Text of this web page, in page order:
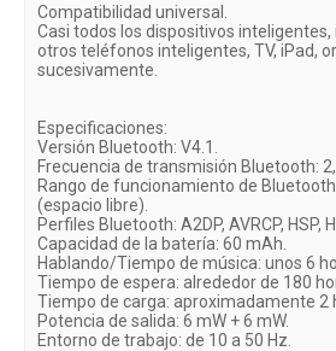
Compatibilidad universal.
Casi todos los dispositivos
otros teléfonos inteligentes, TV, iPad,
sucesivamente.
Especificaciones:
Versión Bluetooth: V4.1.
Frecuencia de transmisión Bluetooth:
Rango de funcionamiento de
(espacio libre).
Perfiles Bluetooth: A2DP, AVRCP, HSP,
Capacidad de la batería: 60 mAh.
Hablando/Tiempo de música: unos 6
Tiempo de espera: alrededor de 180
Tiempo de carga: aproximadamente 2
Potencia de salida: 6 mW + 6 mW.
Entorno de trabajo: de 10 a 50 Hz.